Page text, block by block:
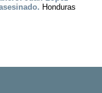
Honduras